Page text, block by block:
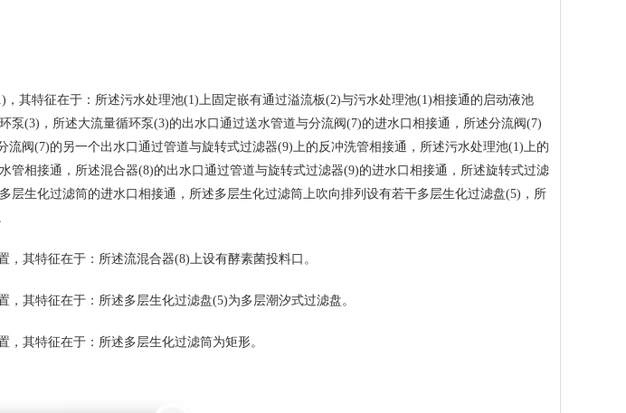
，其特征在于：所述污水处理池(1)上固定嵌有通过溢流板(2)与污水处理池(1)相接通的启动液池
泵(3)，所述大流量循环泵(3)的出水口通过送水管道与分流阀(7)的进水口相接通，所述分流阀(7)
流阀(7)的另一个出水口通过管道与旋转式过滤器(9)上的反冲洗管相接通，所述污水处理池(1)上的
管相接通，所述混合器(8)的出水口通过管道与旋转式过滤器(9)的进水口相接通，所述旋转式过滤
层生化过滤筒的进水口相接通，所述多层生化过滤筒上吹向排列设有若干多层生化过滤盘(5)，所
其特征在于：所述流混合器(8)上设有酵素菌投料口。
其特征在于：所述多层生化过滤盘(5)为多层潮汐式过滤盘。
其特征在于：所述多层生化过滤筒为矩形。